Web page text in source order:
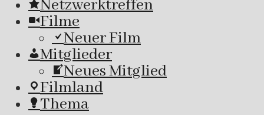
Netzwerktreffen
Filme
Neuer Film
Mitglieder
Neues Mitglied
Filmland
Thema